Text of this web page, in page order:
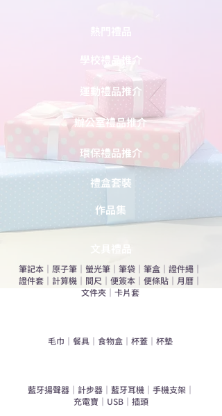
熱門禮品
學校禮品推介
運動禮品推介
辦公室禮品推介
環保禮品推介
禮盒套裝
作品集
​文具禮品
筆記本 ｜ 原子筆 ｜ 螢光筆 ｜ 筆袋 ｜ 筆盒 ｜ 證件繩 ｜
證件套 ｜ 計算機 ｜ 間尺 ｜ 便簽本 ｜ 便條貼 ｜ 月曆 ｜
文件夾 ｜ 卡片套
​毛巾 ｜ 餐具 ｜ 食物盒 ｜ 杯蓋 ｜ 杯墊
​藍牙揚聲器 ｜ 計步器 ｜ 藍牙耳機 ｜ 手機支架 ｜
充電寶 ｜ USB ｜ 插頭